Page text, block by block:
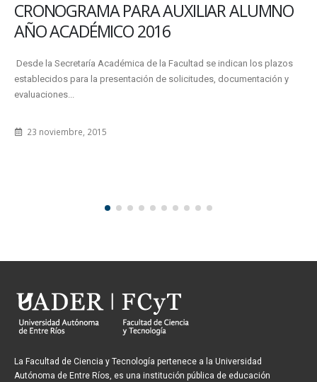
CRONOGRAMA PARA AUXILIAR ALUMNO
AÑO ACADÉMICO 2016
Desde la Secretaría Académica de la Facultad se indican los plazos
establecidos para la presentación de solicitudes, documentación y
evaluaciones...
23 noviembre, 2015
La Facultad de Ciencia y Tecnología pertenece a la Universidad
Autónoma de Entre Ríos, es una institución pública de educación